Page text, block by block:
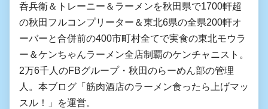
呑兵衛＆トレーニー＆ラーメンを秋田県で1700軒超
の秋田フルコンプリーター＆東北6県の全県200軒オ
ーバーと合併前の400市町村全てで実食の東北モウラ
ー＆ケンちゃんラーメン全店制覇のケンチャニスト。
2万6千人のFBグループ・秋田のらーめん部の管理
人。本ブログ「筋肉酒店のラーメン食ったら上げマッ
スル！」を運営。